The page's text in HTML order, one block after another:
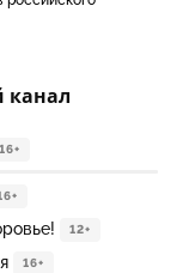
канал
16+
12+
16+